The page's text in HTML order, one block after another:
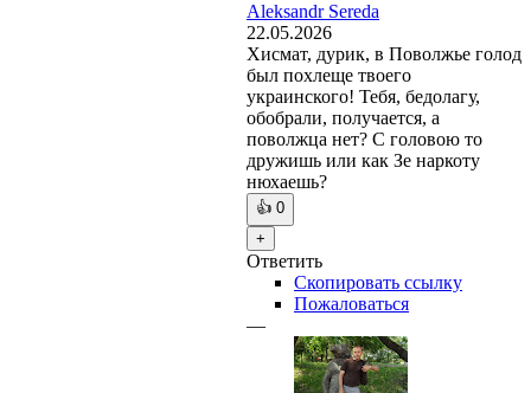
Aleksandr Sereda
22.05.2026
Хисмат, дурик, в Поволжье голод
был похлеще твоего
украинского! Тебя, бедолагу,
обобрали, получается, а
поволжца нет? С головою то
дружишь или как Зе наркоту
нюхаешь?
👍 0
+
Ответить
Скопировать ссылку
Пожаловаться
—